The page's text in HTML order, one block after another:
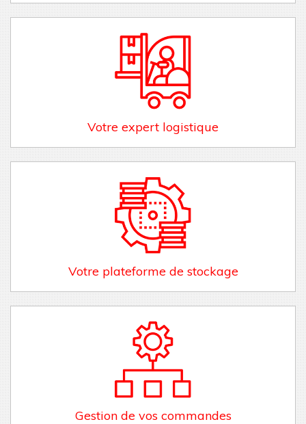
Votre expert logistique
Votre plateforme de stockage
Gestion de vos commandes